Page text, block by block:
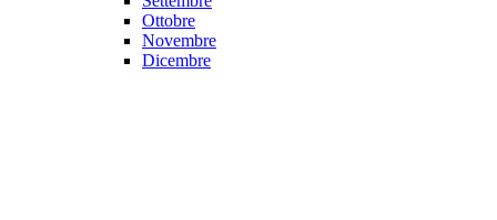
Ottobre
Novembre
Dicembre